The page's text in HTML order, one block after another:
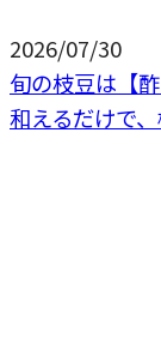
2026/07/30
旬の枝豆は【
和えるだけで